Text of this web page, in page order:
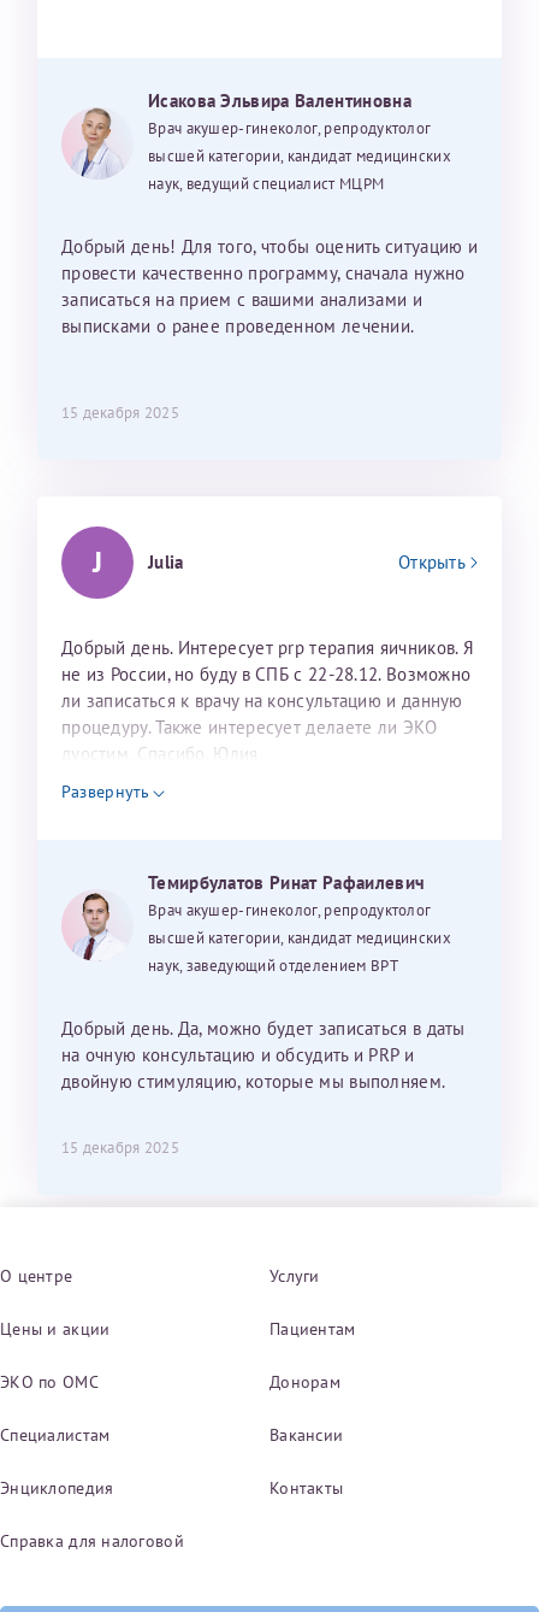
Исакова Эльвира Валентиновна
Врач акушер-гинеколог, репродуктолог
высшей категории, кандидат медицинских
наук, ведущий специалист МЦРМ
Добрый день! Для того, чтобы оценить ситуацию и
провести качественно программу, сначала нужно
записаться на прием с вашими анализами и
выписками о ранее проведенном лечении.
15 декабря 2025
J Julia Открыть
Добрый день. Интересует prp терапия яичников. Я
не из России, но буду в СПБ с 22-28.12. Возможно
ли записаться к врачу на консультацию и данную
процедуру. Также интересует делаете ли ЭКО
дуостим. Спасибо. Юлия
Развернуть
Темирбулатов Ринат Рафаилевич
Врач акушер-гинеколог, репродуктолог
высшей категории, кандидат медицинских
наук, заведующий отделением ВРТ
Добрый день. Да, можно будет записаться в даты
на очную консультацию и обсудить и PRP и
двойную стимуляцию, которые мы выполняем.
15 декабря 2025
О центре Услуги
Цены и акции Пациентам
ЭКО по ОМС Донорам
Специалистам Вакансии
Энциклопедия Контакты
Справка для налоговой